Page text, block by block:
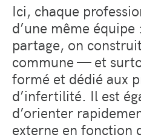
Ici, chaque
d’une même
partage, on
commune — et
formé et dédié aux
d’infertilité. Il est
d’orienter
externe en fonction